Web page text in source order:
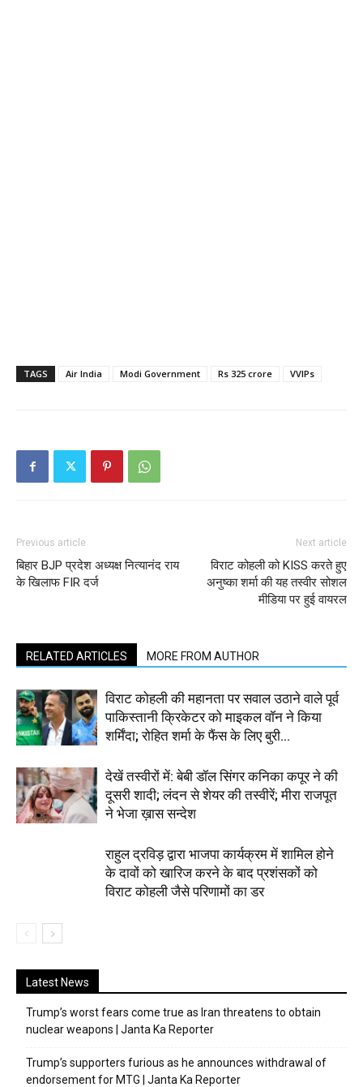
TAGS Air India Modi Government Rs 325 crore VVIPs
Previous article
बिहार BJP प्रदेश अध्यक्ष नित्यानंद राय
के खिलाफ FIR दर्ज
Next article
विराट कोहली को KISS करते हुए
अनुष्का शर्मा की यह तस्वीर सोशल
मीडिया पर हुई वायरल
RELATED ARTICLES MORE FROM AUTHOR
विराट कोहली की महानता पर सवाल उठाने वाले पूर्व
पाकिस्तानी क्रिकेटर को माइकल वॉन ने किया
शर्मिंदा; रोहित शर्मा के फैंस के लिए बुरी...
देखें तस्वीरों में: बेबी डॉल सिंगर कनिका कपूर ने की
दूसरी शादी; लंदन से शेयर की तस्वीरें; मीरा राजपूत
ने भेजा ख़ास सन्देश
राहुल द्रविड़ द्वारा भाजपा कार्यक्रम में शामिल होने
के दावों को खारिज करने के बाद प्रशंसकों को
विराट कोहली जैसे परिणामों का डर
Latest News
Trump’s worst fears come true as Iran threatens to obtain
nuclear weapons | Janta Ka Reporter
Trump’s supporters furious as he announces withdrawal of
endorsement for MTG | Janta Ka Reporter